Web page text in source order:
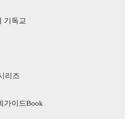
기독교
리즈
가이드Book